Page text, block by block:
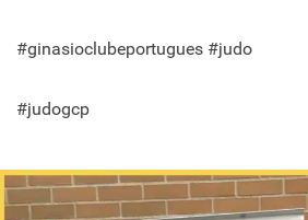
#ginasioclubeportugues #judo
#judogcp